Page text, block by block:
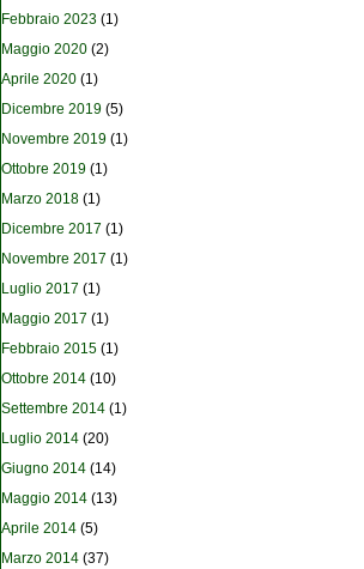
Febbraio 2023 (1)
Maggio 2020 (2)
Aprile 2020 (1)
Dicembre 2019 (5)
Novembre 2019 (1)
Ottobre 2019 (1)
Marzo 2018 (1)
Dicembre 2017 (1)
Novembre 2017 (1)
Luglio 2017 (1)
Maggio 2017 (1)
Febbraio 2015 (1)
Ottobre 2014 (10)
Settembre 2014 (1)
Luglio 2014 (20)
Giugno 2014 (14)
Maggio 2014 (13)
Aprile 2014 (5)
Marzo 2014 (37)